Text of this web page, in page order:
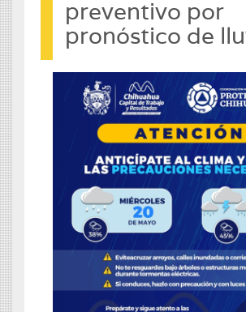
preventivo por
pronóstico de